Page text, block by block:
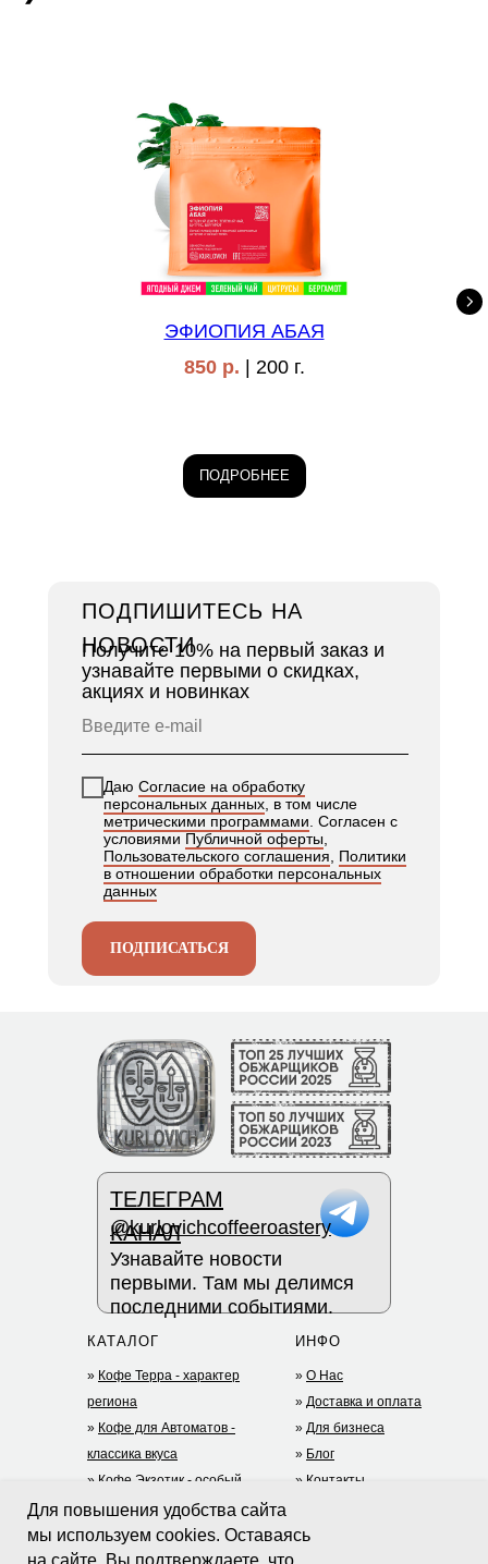
ЭФИОПИЯ АБАЯ
850 р. | 200 г.
ПОДРОБНЕЕ
ПОДПИШИТЕСЬ НА
НОВОСТИ
Получите 10% на первый заказ и
узнавайте первыми о скидках,
акциях и новинках
Даю Согласие на обработку
персональных данных, в том числе
метрическими программами. Согласен с
условиями Публичной оферты,
Пользовательского соглашения, Политики
в отношении обработки персональных
данных
ПОДПИСАТЬСЯ
КАТАЛОГ
» Кофе Терра - характер
региона
» Кофе для Автоматов -
классика вкуса
» Кофе Экзотик - особый
опыт
» Дрип-кофе
» Чай
ИНФО
» О Нас
» Доставка и оплата
» Для бизнеса
» Блог
» Контакты
(TG)
Узнавайте новости
первыми. Там мы делимся
последними событиями.
@kurlovichcoffeeroastery
ТЕЛЕГРАМ
КАНАЛ
Для повышения удобства сайта
мы используем cookies. Оставаясь
на сайте, Вы подтверждаете, что